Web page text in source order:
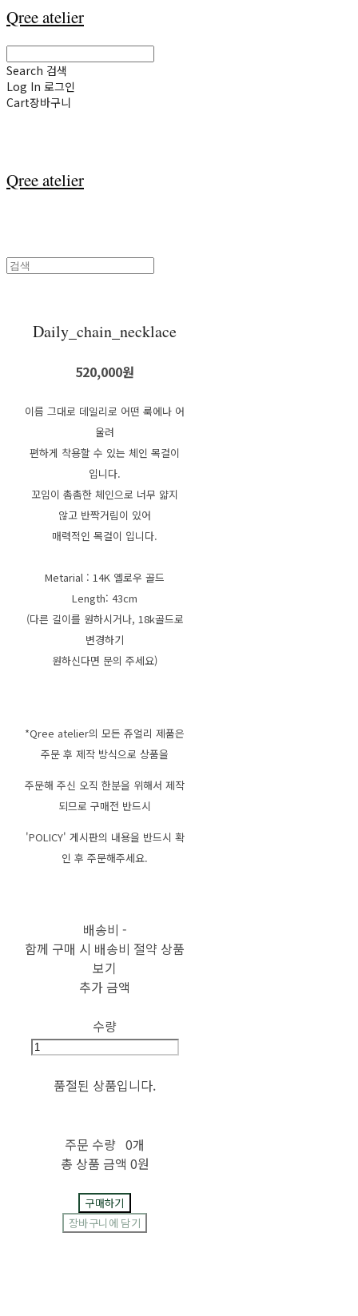
Qree atelier
Search 검색
Log In 로그인
Cart장바구니
Qree atelier
Daily_chain_necklace
520,000원
이름 그대로 데일리로 어떤 룩에나 어
울려
편하게 착용할 수 있는 체인 목걸이
입니다.
꼬임이 촘촘한 체인으로 너무 얇지
않고 반짝거림이 있어
매력적인 목걸이 입니다.
Metarial : 14K 옐로우 골드
Length: 43cm
(다른 길이를 원하시거나, 18k골드로
변경하기
원하신다면 문의 주세요)
*Qree atelier의 모든 쥬얼리 제품은
주문 후 제작 방식으로 상품을
주문해 주신 오직 한분을 위해서 제작
되므로 구매전 반드시
'POLICY' 게시판의 내용을 반드시 확
인 후 주문해주세요.
배송비 -
함께 구매 시 배송비 절약 상품
보기
추가 금액
수량
품절된 상품입니다.
주문 수량 0개
총 상품 금액 0원
구매하기
장바구니에 담기